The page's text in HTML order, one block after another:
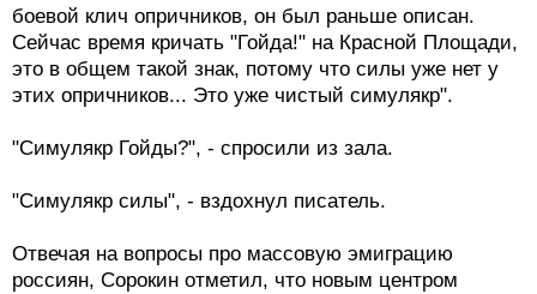
боевой клич опричников, он был раньше описан.
Сейчас время кричать "Гойда!" на Красной Площади,
это в общем такой знак, потому что силы уже нет у
этих опричников... Это уже чистый симулякр".
"Симулякр Гойды?", - спросили из зала.
"Симулякр силы", - вздохнул писатель.
Отвечая на вопросы про массовую эмиграцию
россиян, Сорокин отметил, что новым центром